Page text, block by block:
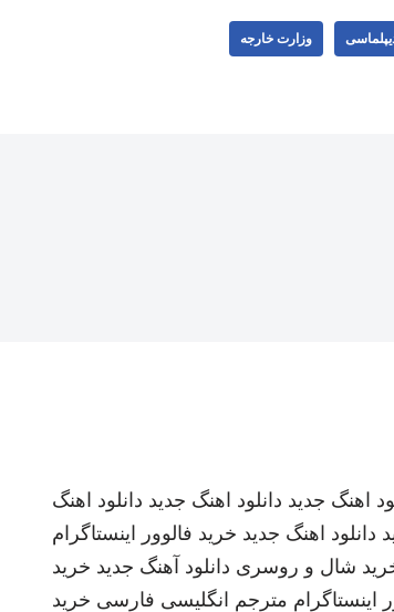
وزارت خارجه
اهنگ جدید دانلود اهنگ جدید دانلود اهنگ
دانلود اهنگ جدید خرید فالوور اینستاگرام
شال و روسری دانلود آهنگ جدید خرید
اینستاگرام مترجم انگلیسی فارسی خرید